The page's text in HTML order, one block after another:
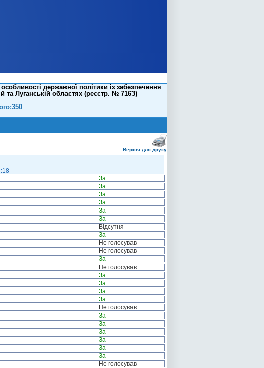
державної політики із забезпечення
та Луганській областях (реєстр. № 7163)
Версія для друку
За
За
За
За
За
За
Відсутня
За
Не голосував
Не голосував
За
Не голосував
За
За
За
За
Не голосував
За
За
За
За
За
За
Не голосував